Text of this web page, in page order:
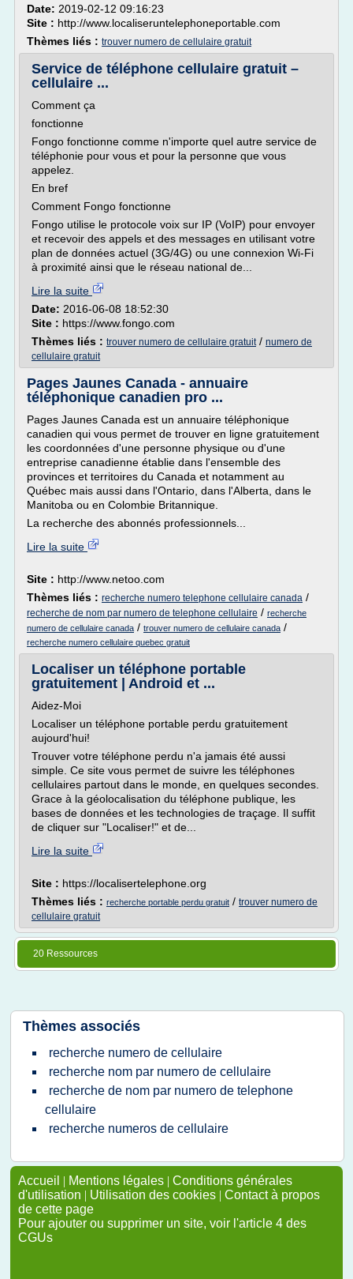
Date: 2019-02-12 09:16:23
Site : http://www.localiseruntelephoneportable.com
Thèmes liés : trouver numero de cellulaire gratuit
Service de téléphone cellulaire gratuit –
cellulaire ...
Comment ça
fonctionne
Fongo fonctionne comme n'importe quel autre service de
téléphonie pour vous et pour la personne que vous
appelez.
En bref
Comment Fongo fonctionne
Fongo utilise le protocole voix sur IP (VoIP) pour envoyer
et recevoir des appels et des messages en utilisant votre
plan de données actuel (3G/4G) ou une connexion Wi-Fi
à proximité ainsi que le réseau national de...
Lire la suite
Date: 2016-06-08 18:52:30
Site : https://www.fongo.com
Thèmes liés : trouver numero de cellulaire gratuit/ numero de
cellulaire gratuit
Pages Jaunes Canada - annuaire
téléphonique canadien pro ...
Pages Jaunes Canada est un annuaire téléphonique
canadien qui vous permet de trouver en ligne gratuitement
les coordonnées d'une personne physique ou d'une
entreprise canadienne établie dans l'ensemble des
provinces et territoires du Canada et notamment au
Québec mais aussi dans l'Ontario, dans l'Alberta, dans le
Manitoba ou en Colombie Britannique.
La recherche des abonnés professionnels...
Lire la suite
Site : http://www.netoo.com
Thèmes liés : recherche numero telephone cellulaire canada /
recherche de nom par numero de telephone cellulaire / recherche
numero de cellulaire canada / trouver numero de cellulaire canada /
recherche numero cellulaire quebec gratuit
Localiser un téléphone portable
gratuitement | Android et ...
Aidez-Moi
Localiser un téléphone portable perdu gratuitement
aujourd'hui!
Trouver votre téléphone perdu n'a jamais été aussi
simple. Ce site vous permet de suivre les téléphones
cellulaires partout dans le monde, en quelques secondes.
Grace à la géolocalisation du téléphone publique, les
bases de données et les technologies de traçage. Il suffit
de cliquer sur "Localiser!" et de...
Lire la suite
Site : https://localisertelephone.org
Thèmes liés : recherche portable perdu gratuit / trouver numero de
cellulaire gratuit
20 Ressources
Thèmes associés
recherche numero de cellulaire
recherche nom par numero de cellulaire
recherche de nom par numero de telephone
cellulaire
recherche numeros de cellulaire
Accueil | Mentions légales | Conditions générales
d'utilisation | Utilisation des cookies | Contact à propos
de cette page
Pour ajouter ou supprimer un site, voir l'article 4 des
CGUs